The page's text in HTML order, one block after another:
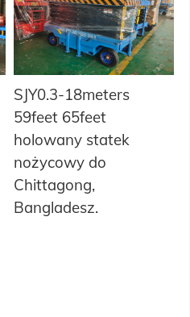
SJY0.3-18meters
59feet 65feet
holowany statek
nożycowy do
Chittagong,
Bangladesz.